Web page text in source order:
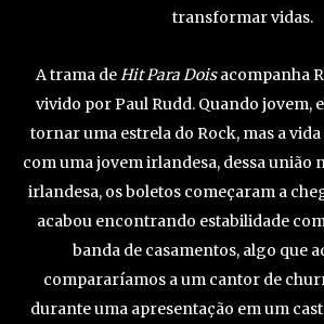
transformar vidas.
A trama deHit Para Doisacompanha
vivido por Paul Rudd. Quando jovem,
tornar uma estrela do Rock, mas a
com uma jovem irlandesa, dessa união
irlandesa, os boletos começaram a
acabou encontrando estabilidade
banda de casamentos, algo que
compararíamos a um cantor de
durante uma apresentação em um